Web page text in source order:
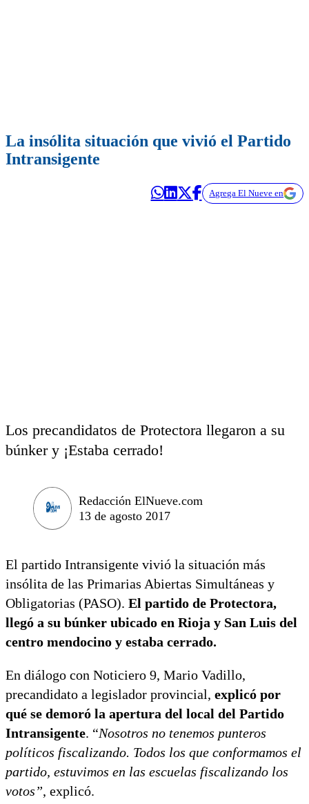
La insólita situación que vivió el Partido
Intransigente
Agrega El Nueve en
Los precandidatos de Protectora llegaron a su
búnker y ¡Estaba cerrado!
Redacción ElNueve.com
13 de agosto 2017
El partido Intransigente vivió la situación más
insólita de las Primarias Abiertas Simultáneas y
Obligatorias (PASO). El partido de Protectora,
llegó a su búnker ubicado en Rioja y San Luis del
centro mendocino y estaba cerrado.
En diálogo con Noticiero 9, Mario Vadillo,
precandidato a legislador provincial, explicó por
qué se demoró la apertura del local del Partido
Intransigente. “Nosotros no tenemos punteros
políticos fiscalizando. Todos los que conformamos el
partido, estuvimos en las escuelas fiscalizando los
votos”, explicó.